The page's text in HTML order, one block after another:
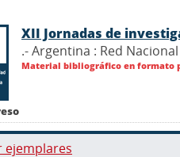
XII Jornadas de
.- Argentina : Red
Material bibliográfico en formato
ejemplares